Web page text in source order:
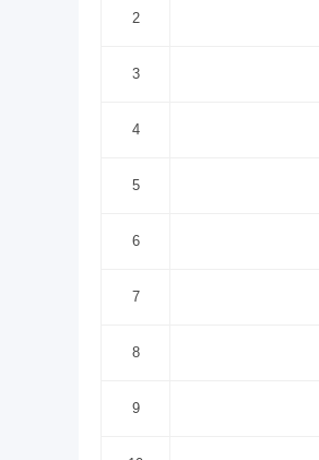
2
3
4
5
6
7
8
9